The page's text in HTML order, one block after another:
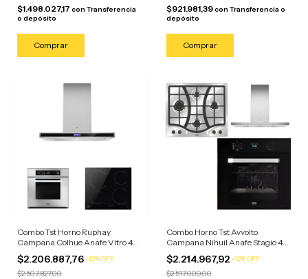
$1.498.027,17 con Transferencia
o depósito
$921.981,39con Transferencia o
depósito
Combo Tst Horno Ruphay
Campana Colhue Anafe Vitro 4
Hornalla Acero Inoxidable
$2.206.887,76 -12%OFF
$2.507.827,00
Combo Horno Tst Avvolto
Campana Nihuil Anafe Stagio 4
Horn Negro/anafe Campana
Acero
$2.214.967,92 -12%OFF
$2.517.009,00